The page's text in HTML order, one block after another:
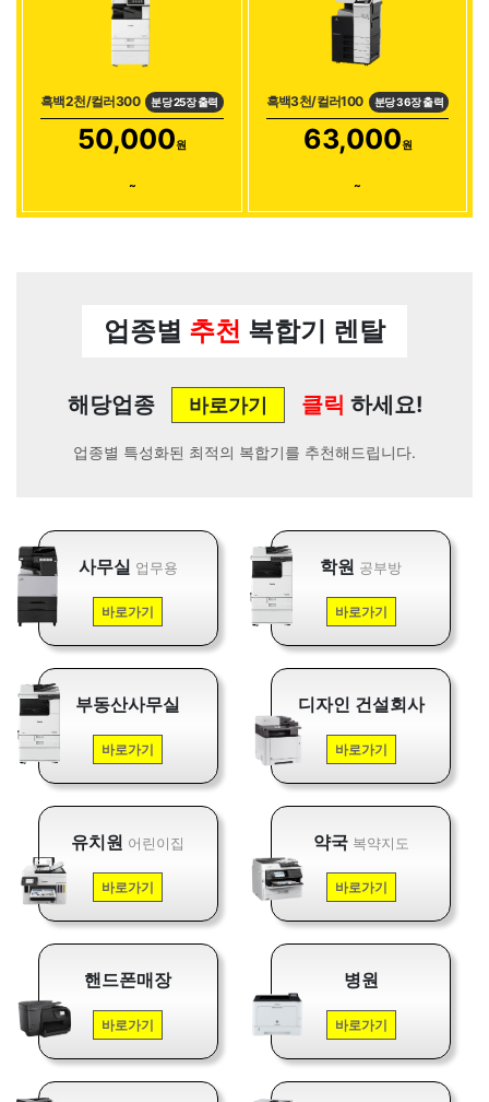
흑백2천/컬러300 분당 25장 출력
50,000원
~
흑백3천/컬러100 분당 36장 출력
63,000원
~
업종별 추천 복합기 렌탈
해당업종 바로가기 클릭 하세요!
업종별 특성화된 최적의 복합기를 추천해드립니다.
사무실 업무용
바로가기
학원 공부방
바로가기
부동산사무실
바로가기
디자인 건설회사
바로가기
유치원 어린이집
바로가기
약국 복약지도
바로가기
핸드폰매장
바로가기
병원
바로가기